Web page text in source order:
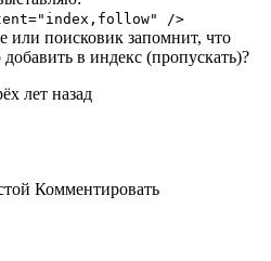
/>
или поисковик запомнит, что
в индекс (пропускать)?
лет назад
Комментировать